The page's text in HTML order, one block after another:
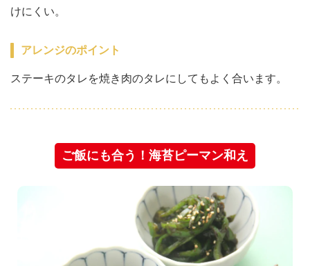
けにくい。
アレンジのポイント
ステーキのタレを焼き肉のタレにしてもよく合います。
ご飯にも合う！海苔ピーマン和え